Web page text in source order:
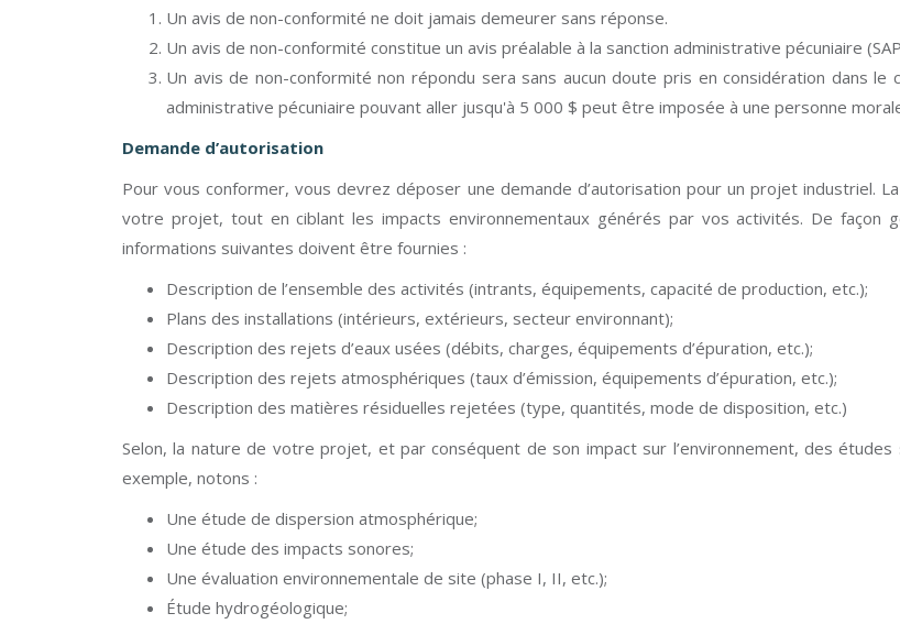
Un avis de non-conformité ne doit jamais demeurer sans réponse.
Un avis de non-conformité constitue un avis préalable à la sanction administrative pécuniaire
Un avis de non-conformité non répondu sera sans aucun doute pris en considération dans le
administrative pécuniaire pouvant aller jusqu'à 5 000 $ peut être imposée à une personne
Demande d’autorisation
Pour vous conformer, vous devrez déposer une demande d’autorisation pour un projet industriel.
votre projet, tout en ciblant les impacts environnementaux générés par vos activités. De façon
informations suivantes doivent être fournies :
Description de l’ensemble des activités (intrants, équipements, capacité de production, etc.);
Plans des installations (intérieurs, extérieurs, secteur environnant);
Description des rejets d’eaux usées (débits, charges, équipements d’épuration, etc.);
Description des rejets atmosphériques (taux d’émission, équipements d’épuration, etc.);
Description des matières résiduelles rejetées (type, quantités, mode de disposition, etc.)
Selon, la nature de votre projet, et par conséquent de son impact sur l’environnement, des
exemple, notons :
Une étude de dispersion atmosphérique;
Une étude des impacts sonores;
Une évaluation environnementale de site (phase I, II, etc.);
Étude hydrogéologique;